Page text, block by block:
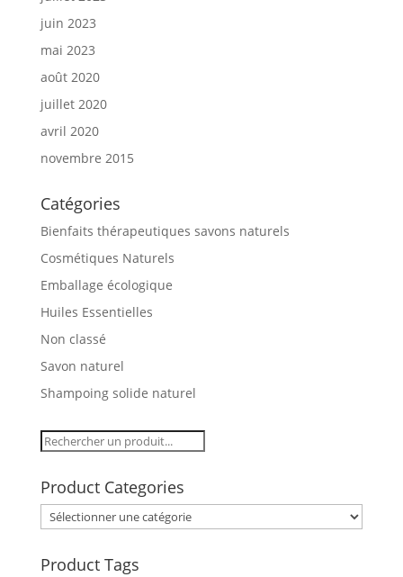
juin 2023
mai 2023
août 2020
juillet 2020
avril 2020
novembre 2015
Catégories
Bienfaits thérapeutiques savons naturels
Cosmétiques Naturels
Emballage écologique
Huiles Essentielles
Non classé
Savon naturel
Shampoing solide naturel
Product Categories
Product Tags